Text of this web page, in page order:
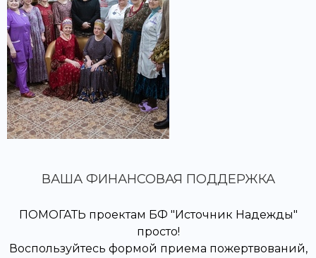
ВАША ФИНАНСОВАЯ ПОДДЕРЖКА
ПОМОГАТЬ проектам БФ "Источник Надежды"
просто!
Воспользуйтесь формой приема пожертвований,